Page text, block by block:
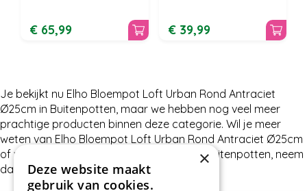
€ 65,99 € 39,99
Je bekijkt nu Elho Bloempot Loft Urban Rond Antraciet
Ø25cm in Buitenpotten, maar we hebben nog veel meer
prachtige producten binnen deze categorie. Wil je meer
weten van Elho Bloempot Loft Urban Rond Antraciet Ø25cm
of wat wij nog meer te bieden hebben in Buitenpotten, neem
dan gerust contact met ons op.
×
Deze website maakt
gebruik van cookies.